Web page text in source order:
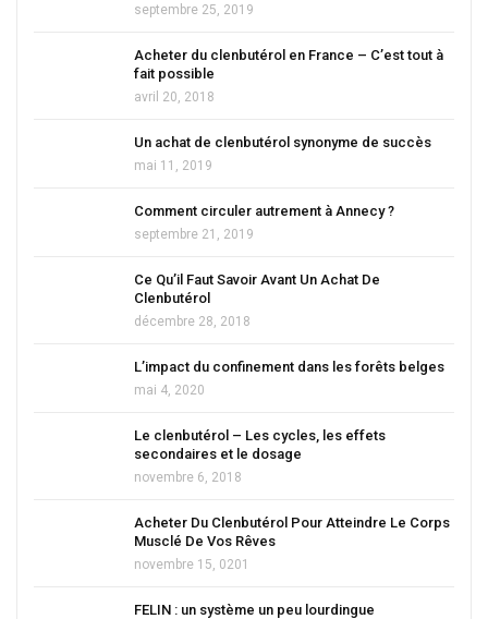
septembre 25, 2019
Acheter du clenbutérol en France – C’est tout à
fait possible
avril 20, 2018
Un achat de clenbutérol synonyme de succès
mai 11, 2019
Comment circuler autrement à Annecy ?
septembre 21, 2019
Ce Qu’il Faut Savoir Avant Un Achat De
Clenbutérol
décembre 28, 2018
L’impact du confinement dans les forêts belges
mai 4, 2020
Le clenbutérol – Les cycles, les effets
secondaires et le dosage
novembre 6, 2018
Acheter Du Clenbutérol Pour Atteindre Le Corps
Musclé De Vos Rêves
novembre 15, 0201
FELIN : un système un peu lourdingue